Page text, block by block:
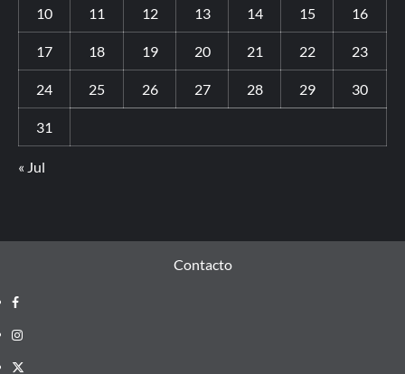
10 11 12 13 14 15 16
17 18 19 20 21 22 23
24 25 26 27 28 29 30
31
« Jul
Contacto